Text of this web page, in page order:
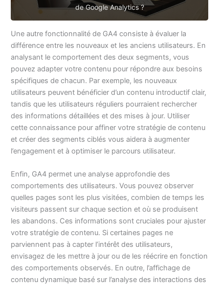
de Google Analytics ?
Une autre fonctionnalité de GA4 consiste à évaluer la
différence entre les nouveaux et les anciens utilisateurs. En
analysant le comportement des deux segments, vous
pouvez adapter votre contenu pour répondre aux besoins
spécifiques de chacun. Par exemple, les nouveaux
utilisateurs peuvent bénéficier d’un contenu introductif clair,
tandis que les utilisateurs réguliers pourraient rechercher
des informations détaillées et des mises à jour. Utiliser
cette connaissance pour affiner votre stratégie de contenu
et créer des segments ciblés vous aidera à augmenter
l’engagement et à optimiser le parcours utilisateur.
Enfin, GA4 permet une analyse approfondie des
comportements des utilisateurs. Vous pouvez observer
quelles pages sont les plus visitées, combien de temps les
visiteurs passent sur chaque section et où se produisent
les abandons. Ces informations sont cruciales pour ajuster
votre stratégie de contenu. Si certaines pages ne
parviennent pas à capter l’intérêt des utilisateurs,
envisagez de les mettre à jour ou de les réécrire en fonction
des comportements observés. En outre, l’affichage de
contenu dynamique basé sur l’analyse des interactions des